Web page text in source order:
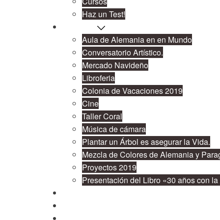
Haz un Test!
Aula de Alemania en en Mundo
Conversatorio Artístico.
Mercado Navideño
Libroferia
Colonia de Vacaciones 2019
Cine
Taller Coral
Música de cámara
Plantar un Árbol es asegurar la Vida.
Mezcla de Colores de Alemania y
Proyectos 2019
Presentación del Libro «30 años con